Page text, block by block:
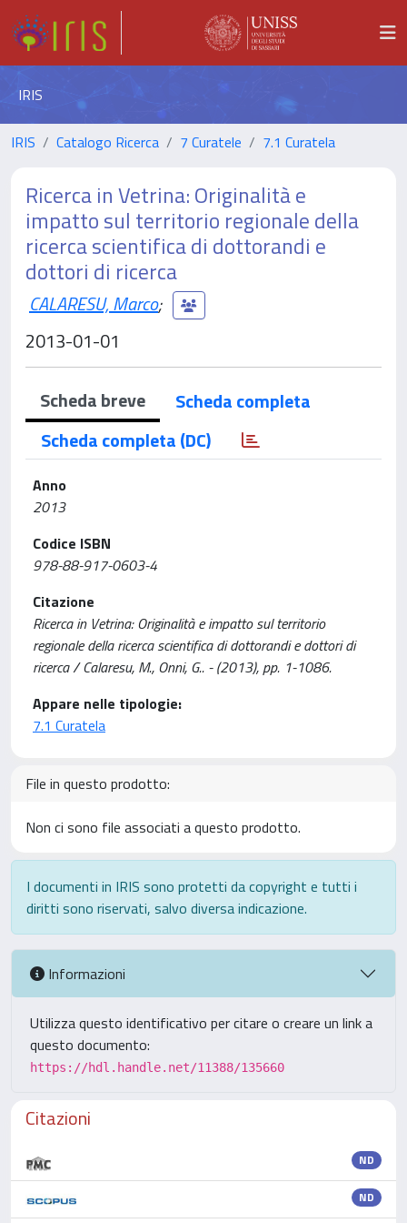
IRIS
IRIS Catalogo Ricerca 7 Curatele 7.1 Curatela
Ricerca in Vetrina: Originalità e
impatto sul territorio regionale della
ricerca scientifica di dottorandi e
dottori di ricerca
CALARESU, Marco;
2013-01-01
Scheda breve
Scheda completa
Scheda completa (DC)
Anno
2013
Codice ISBN
978-88-917-0603-4
Citazione
Ricerca in Vetrina: Originalità e impatto sul territorio
regionale della ricerca scientifica di dottorandi e dottori di
ricerca / Calaresu, M., Onni, G.. - (2013), pp. 1-1086.
Appare nelle tipologie:
7.1 Curatela
File in questo prodotto:
Non ci sono file associati a questo prodotto.
I documenti in IRIS sono protetti da copyright e tutti i
diritti sono riservati, salvo diversa indicazione.
Informazioni
Utilizza questo identificativo per citare o creare un link a
questo documento:
https://hdl.handle.net/11388/135660
Citazioni
ND
ND